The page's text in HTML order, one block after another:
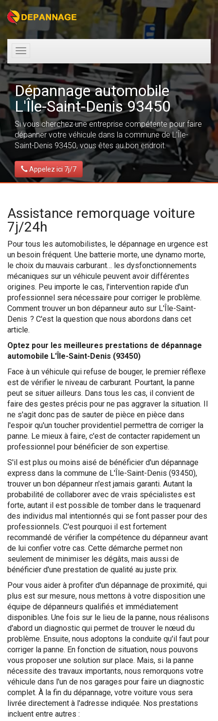
Toggle
navigation
Dépannage automobile
L'Île-Saint-Denis 93450
Si vous cherchez une entreprise compétente pour faire
dépanner votre véhicule dans la commune de L'Île-
Saint-Denis 93450, vous êtes au bon endroit.
Appelez ici 7j/7
Assistance remorquage voiture
7j/24h
Pour tous les automobilistes, le dépannage en urgence est
un besoin fréquent. Une batterie morte, une dynamo morte,
le choix du mauvais carburant… les dysfonctionnements
mécaniques sur un véhicule peuvent avoir différentes
origines. Peu importe le cas, l'intervention rapide d'un
professionnel sera nécessaire pour corriger le problème.
Comment trouver un bon dépanneur auto sur L'Île-Saint-
Denis ? C'est la question que nous abordons dans cet
article.
Optez pour les meilleures prestations de dépannage
automobile L'Île-Saint-Denis (93450)
Face à un véhicule qui refuse de bouger, le premier réflexe
est de vérifier le niveau de carburant. Pourtant, la panne
peut se situer ailleurs. Dans tous les cas, il convient de
faire des gestes précis pour ne pas aggraver la situation. Il
ne s'agit donc pas de sauter de pièce en pièce dans
l'espoir qu'un toucher providentiel permettra de corriger la
panne. Le mieux à faire, c'est de contacter rapidement un
professionnel pour bénéficier de son expertise.
S'il est plus ou moins aisé de bénéficier d'un dépannage
express dans la commune de L'Île-Saint-Denis (93450),
trouver un bon dépanneur n'est jamais garanti. Autant la
probabilité de collaborer avec de vrais spécialistes est
forte, autant il est possible de tomber dans le traquenard
des individus mal intentionnés qui se font passer pour des
professionnels. C'est pourquoi il est fortement
recommandé de vérifier la compétence du dépanneur avant
de lui confier votre cas. Cette démarche permet non
seulement de minimiser les dégâts, mais aussi de
bénéficier d'une prestation de qualité au juste prix.
Pour vous aider à profiter d'un dépannage de proximité, qui
plus est sur mesure, nous mettons à votre disposition une
équipe de dépanneurs qualifiés et immédiatement
disponibles. Une fois sur le lieu de la panne, nous réalisons
d'abord un diagnostic qui permet de trouver le nœud du
problème. Ensuite, nous adoptons la conduite qu'il faut pour
corriger la panne. En fonction de situation, nous pouvons
vous proposer une solution sur place. Mais, si la panne
nécessite des travaux importants, nous remorquons votre
véhicule dans l'un de nos garages pour faire un diagnostic
complet. À la fin du dépannage, votre voiture vous sera
livrée directement à l'adresse indiquée. Nos prestations
incluent entre autres :